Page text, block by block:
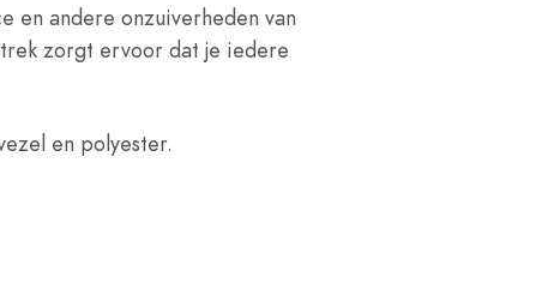
en andere onzuiverheden van
zorgt ervoor dat je iedere
en polyester.